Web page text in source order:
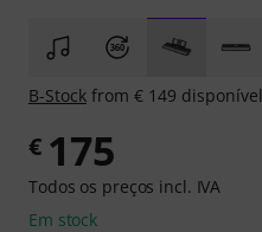
B-Stock from € 149 disponível
€ 175
Todos os preços incl. IVA
Em stock